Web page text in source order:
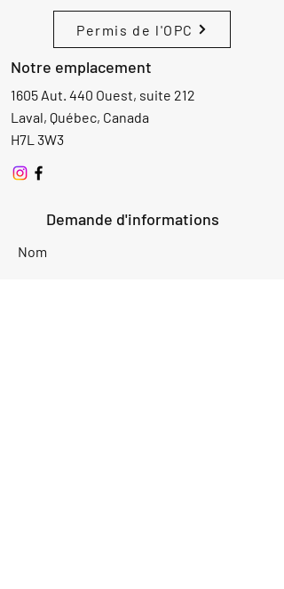
Permis de l'OPC
Notre emplacement
1605 Aut. 440 Ouest, suite 212
Laval, Québec, Canada
H7L 3W3
Demande d'informations
Nom